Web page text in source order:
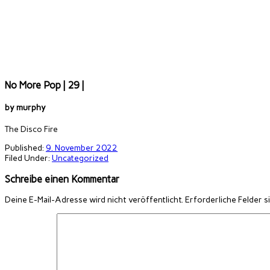
No More Pop | 29 |
bymurphy
The Disco Fire
Published: 9. November 2022
Filed Under: Uncategorized
Schreibe einen Kommentar
Deine E-Mail-Adresse wird nicht veröffentlicht. Erforderliche Felder